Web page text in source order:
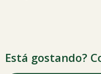
Está gostando?